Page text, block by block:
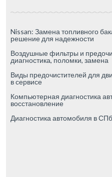
Nissan: Замена топливного
решение для надежности
Воздушные фильтры и
диагностика, поломки, замена
Виды предочистителей для
в сервисе
Компьютерная диагностика
восстановление
Диагностика автомобиля в